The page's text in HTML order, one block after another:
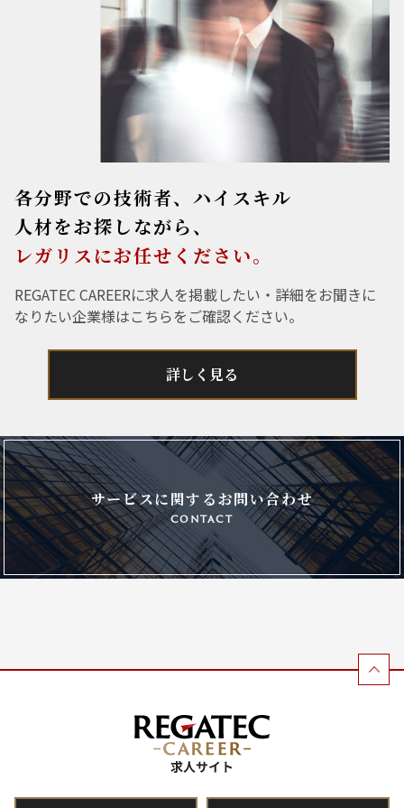
各分野での技術者、ハイスキル
人材をお探しながら、
レガリスにお任せください。
REGATEC CAREERに求人を掲載したい・詳細をお聞きに
なりたい企業様はこちらをご確認ください。
詳しく見る
サービスに関するお問い合わせ
contact